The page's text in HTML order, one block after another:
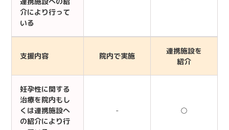
介により行って
いる
支援内容 院内で実施
連携施設を
紹介
妊孕性に関する
治療を院内もし
くは連携施設へ
の紹介により行
- ○